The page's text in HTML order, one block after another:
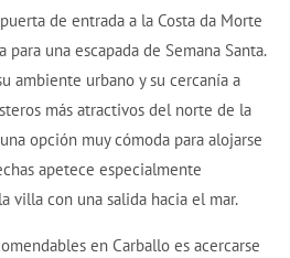
de entrada a la Costa da Morte
una escapada de Semana Santa.
ambiente urbano y su cercanía a
más atractivos del norte de la
opción muy cómoda para alojarse
apetece especialmente
villa con una salida hacia el mar.
en Carballo es acercarse